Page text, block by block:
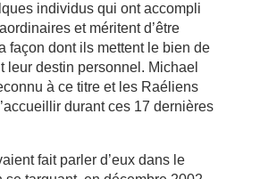
individus qui ont accompli
et méritent d’être
façon dont ils mettent le bien de
leur destin personnel. Michael
à ce titre et les Raéliens
durant ces 17 dernières
fait parler d’eux dans le